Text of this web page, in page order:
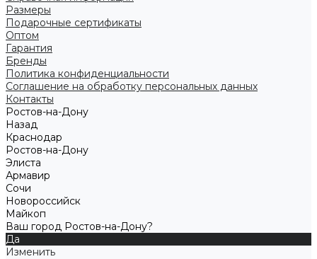
Размеры
Подарочные сертификаты
Оптом
Гарантия
Бренды
Политика конфиденциальности
Соглашение на обработку персональных данных
Контакты
Ростов-на-Дону
Назад
Краснодар
Ростов-на-Дону
Элиста
Армавир
Сочи
Новороссийск
Майкоп
Ваш город Ростов-на-Дону?
Да
Изменить